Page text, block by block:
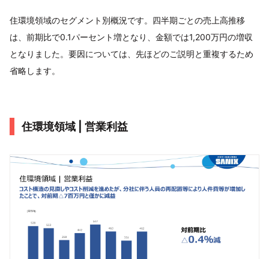
住環境領域のセグメント別概況です。四半期ごとの売上高推移
は、前期比で0.1パーセント増となり、金額では1,200万円の増収
となりました。要因については、先ほどのご説明と重複するため
省略します。
住環境領域 | 営業利益